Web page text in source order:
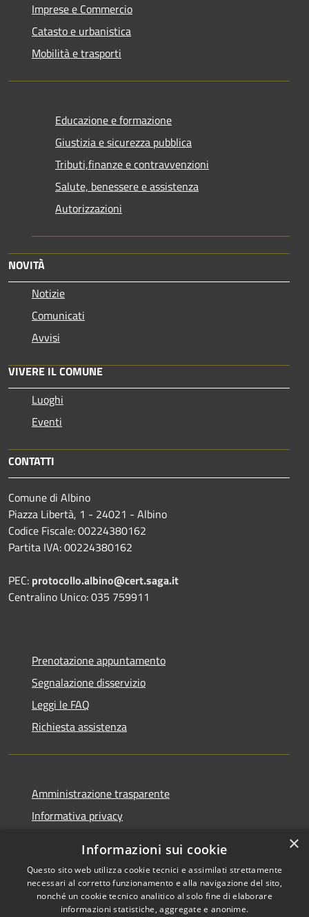
Imprese e Commercio
Catasto e urbanistica
Mobilità e trasporti
Educazione e formazione
Giustizia e sicurezza pubblica
Tributi,finanze e contravvenzioni
Salute, benessere e assistenza
Autorizzazioni
NOVITÀ
Notizie
Comunicati
Avvisi
VIVERE IL COMUNE
Luoghi
Eventi
CONTATTI
Comune di Albino
Piazza Libertà, 1 - 24021 - Albino
Codice Fiscale: 00224380162
Partita IVA: 00224380162
PEC: protocollo.albino@cert.saga.it
Centralino Unico: 035 759911
Prenotazione appuntamento
Segnalazione disservizio
Leggi le FAQ
Richiesta assistenza
Amministrazione trasparente
Informativa privacy
Dichiarazione di accessibilità
×
Informazioni sui cookie
Questo sito web utilizza cookie tecnici e assimilati strettamente
necessari al corretto funzionamento e alla navigazione del sito,
nonché un cookie tecnico analitico al solo fine di elaborare
informazioni statistiche, aggregate e anonime.